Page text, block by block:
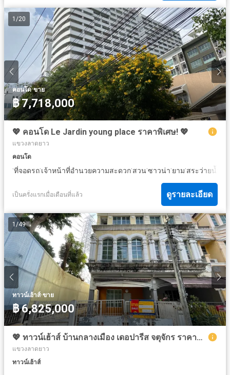
1 /20
คอนโด·ขาย
฿ 7,718,000
💖 คอนโด Le Jardin young place ราคาพิเศษ! 💖
แขวงลาดยาว
คอนโด
·ที่จอดรถ·เจ้าหน้าที่อำนวยความสะดวก·สวน·ซาวน่า·ยาม·สระว่ายน้ำ
เป็นครั่งแรกเมื่อเดือนที่แล้ว ดูรายละเอียด
1 /49
ทาวน์เฮ้าส์·ขาย
฿ 6,825,000
💖 ทาวน์เฮ้าส์ บ้านกลางเมือง เดอปารีส จตุจักร ราคาพิเศษ! 💖
แขวงลาดยาว
ทาวน์เฮ้าส์